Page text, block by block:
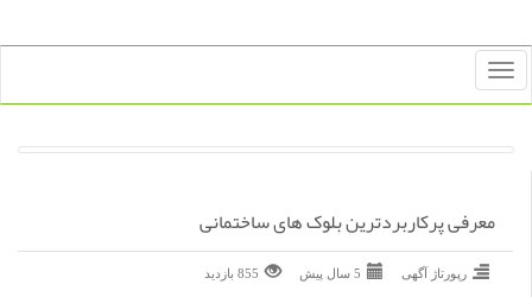
Toggle
navigation
معرفی پرکاربردترین بلوک های ساختمانی
رپورتاژ آگهی 5 سال پیش 855 بازديد